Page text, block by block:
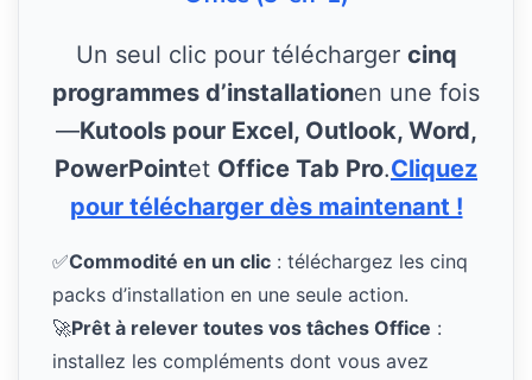
Un seul clic pour télécharger cinq
programmes d’installationen une fois
—Kutools pour Excel, Outlook, Word,
PowerPointet Office Tab Pro.Cliquez
pour télécharger dès maintenant !
✅Commodité en un clic : téléchargez les cinq
packs d’installation en une seule action.
🚀Prêt à relever toutes vos tâches Office :
installez les compléments dont vous avez